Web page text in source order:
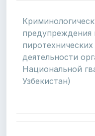
предупреждения
деятельности
Национальной
Узбекистан)